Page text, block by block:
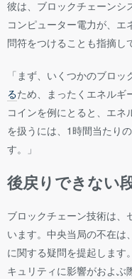
彼は、ブロックチェーンシ
コンピューター電力が、エ
問符をつけることも指摘し
「まず、いくつかのブロッ
るため、まったくエネルギ
コインを例にとると、エネ
を扱うには、1時間当たり
す。」
後戻りできない
ブロックチェーン技術は、
います。中央当局の不在は
に関する疑問を提起します
キュリティに影響がおよぶ